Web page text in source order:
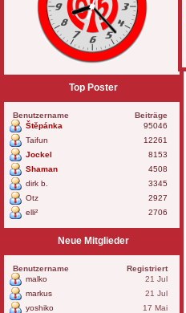
Top Poster
Benutzername
Beiträge
Štěpánka
95046
Taifun
12261
Jockel
8153
Shaman
4508
dirk b.
3345
Otz
2927
elli²
2706
Neue Mitglieder
Benutzername
Registriert
malko
21 Jul
markus
21 Jul
yoshiko
17 Mai